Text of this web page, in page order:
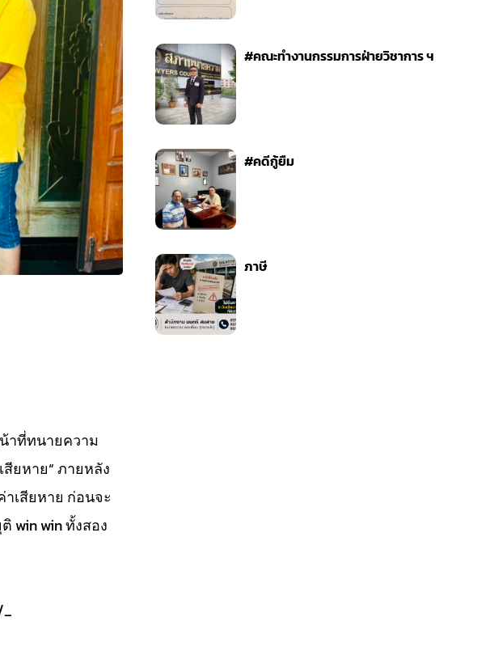
าที่ทนายความ
ยหาย“ ภายหลัง
เสียหาย ก่อนจะ
win win ทั้งสอง
#คณะทำงานกรรมการฝ่ายวิชาการ ฯ
#คดีกู้ยืม
ภาษี